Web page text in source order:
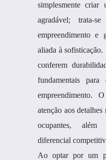
simplesmente criar
agradável; trata-
empreendimento e
aliada à
conferem
fundamentais
empreendimento.
atenção aos
ocupantes,
diferencial
Ao optar por um